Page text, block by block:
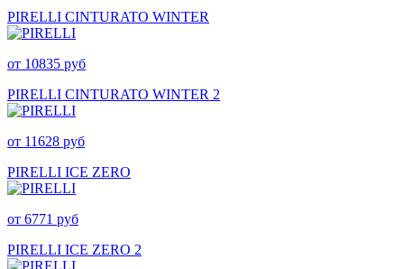
PIRELLI CINTURATO WINTER
от 10835 руб
PIRELLI CINTURATO WINTER 2
от 11628 руб
PIRELLI ICE ZERO
от 6771 руб
PIRELLI ICE ZERO 2